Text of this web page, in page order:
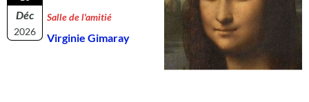
Déc
2026
Salle de l'amitié
Virginie Gimaray